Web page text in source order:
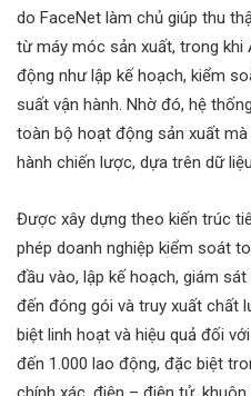
do FaceNet làm chủ giúp thu
từ máy móc sản xuất, trong
động như lập kế hoạch, kiểm
suất vận hành. Nhờ đó, hệ
toàn bộ hoạt động sản xuất
hành chiến lược, dựa trên dữ
Được xây dựng theo kiến trúc
phép doanh nghiệp kiểm soát
đầu vào, lập kế hoạch, giám
đến đóng gói và truy xuất chất
biệt linh hoạt và hiệu quả đối
đến 1.000 lao động, đặc biệt